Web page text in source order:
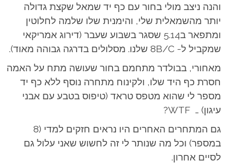
והנה ניצב מולי בחור עם כף יד שמאל שקצת גדולה
יותר מהשמאלית שלי, והימנית שלו שלמה לחלוטין
ומתפאר ב5.14 שסגר בשבוע שעבר (דירוג אמריקאי
שמקביל ל- 8B/C שלנו. מסלולים בדרגה גבוהה מאוד).
מאחורי, בבולדר מתחמם בחור שעושה מתח על האמה
חסרת כף היד שלו, ולקינוח מתחרה נוסף ללא כף יד
מספר לי שהוא מטפס טראד (טיפוס בטבע עם אבני
עיגון) … WTF?
גם המתחרים האחרים היו נראים חזקים למדי (8
במספר) וכל מה שנותר לי זה לחשוש שאני עלול גם
לסיים אחרון.